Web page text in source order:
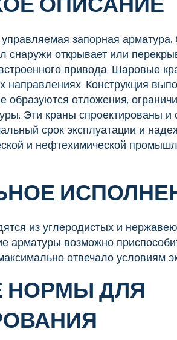
ОПИСАНИЕ
запорная
открывает или
привода. Шаровые
направлениях. Конструкция
образуются отложения,
Эти краны спроектированы и
срок эксплуатации и
и нефтехимической
из углеродистых и
арматуры возможно
отвечало условиям
ДЛЯ